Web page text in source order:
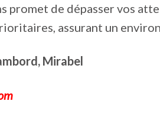
promet de dépasser vos
assurant un
Mirabel